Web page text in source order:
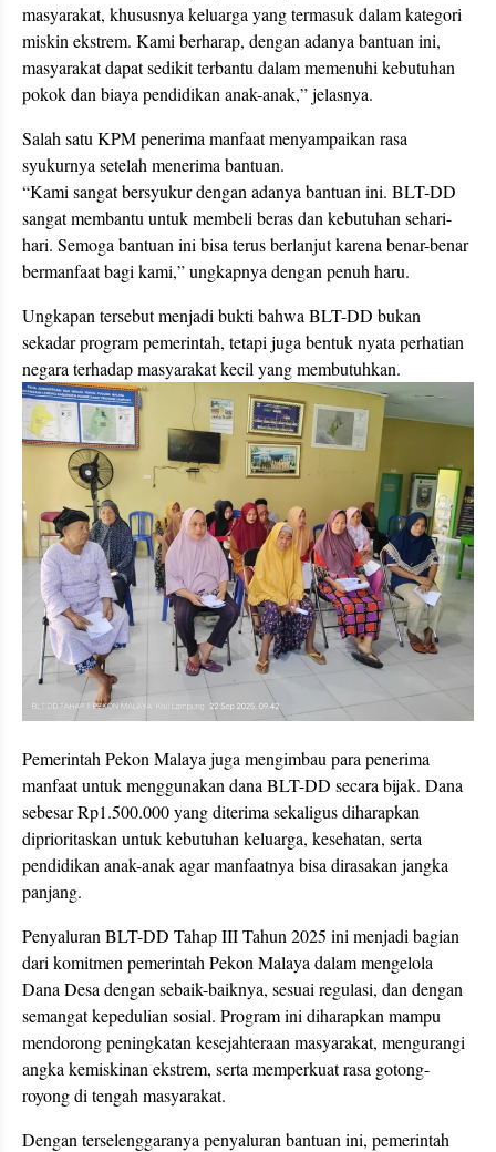
masyarakat, khususnya keluarga yang termasuk dalam kategori
miskin ekstrem. Kami berharap, dengan adanya bantuan ini,
masyarakat dapat sedikit terbantu dalam memenuhi kebutuhan
pokok dan biaya pendidikan anak-anak,” jelasnya.
Salah satu KPM penerima manfaat menyampaikan rasa
syukurnya setelah menerima bantuan.
“Kami sangat bersyukur dengan adanya bantuan ini. BLT-DD
sangat membantu untuk membeli beras dan kebutuhan sehari-
hari. Semoga bantuan ini bisa terus berlanjut karena benar-benar
bermanfaat bagi kami,” ungkapnya dengan penuh haru.
Ungkapan tersebut menjadi bukti bahwa BLT-DD bukan
sekadar program pemerintah, tetapi juga bentuk nyata perhatian
negara terhadap masyarakat kecil yang membutuhkan.
Pemerintah Pekon Malaya juga mengimbau para penerima
manfaat untuk menggunakan dana BLT-DD secara bijak. Dana
sebesar Rp1.500.000 yang diterima sekaligus diharapkan
diprioritaskan untuk kebutuhan keluarga, kesehatan, serta
pendidikan anak-anak agar manfaatnya bisa dirasakan jangka
panjang.
Penyaluran BLT-DD Tahap III Tahun 2025 ini menjadi bagian
dari komitmen pemerintah Pekon Malaya dalam mengelola
Dana Desa dengan sebaik-baiknya, sesuai regulasi, dan dengan
semangat kepedulian sosial. Program ini diharapkan mampu
mendorong peningkatan kesejahteraan masyarakat, mengurangi
angka kemiskinan ekstrem, serta memperkuat rasa gotong-
royong di tengah masyarakat.
Dengan terselenggaranya penyaluran bantuan ini, pemerintah